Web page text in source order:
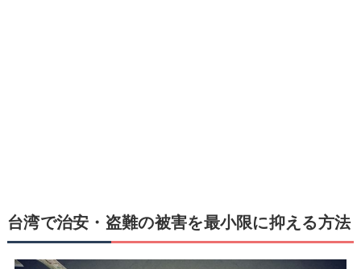
台湾で治安・盗難の被害を最小限に抑える方法